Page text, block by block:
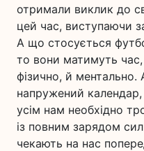
отримали виклик до
цей час, виступаючи
А що стосується
то вони матимуть
фізично, й
напружений календар,
усім нам необхідно
із повним зарядом
чекають на нас